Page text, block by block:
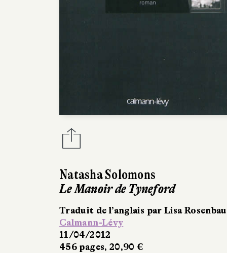
Natasha Solomons
Le Manoir de Tyneford
Traduit de l’anglais par Lisa
Calmann-Lévy
11/04/2012
456 pages, 20,90 €